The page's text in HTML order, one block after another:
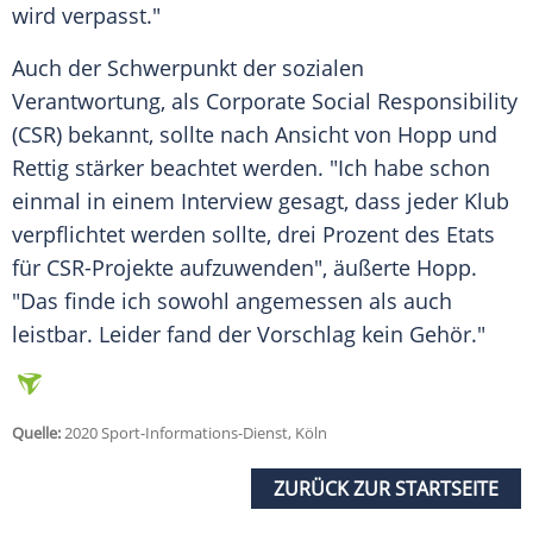
wird verpasst."
Auch der Schwerpunkt der sozialen
Verantwortung, als Corporate Social Responsibility
(CSR) bekannt, sollte nach Ansicht von Hopp und
Rettig stärker beachtet werden. "Ich habe schon
einmal in einem Interview gesagt, dass jeder Klub
verpflichtet werden sollte, drei Prozent des Etats
für CSR-Projekte aufzuwenden", äußerte Hopp.
"Das finde ich sowohl angemessen als auch
leistbar. Leider fand der Vorschlag kein Gehör."
Quelle:2020 Sport-Informations-Dienst, Köln
ZURÜCK ZUR STARTSEITE